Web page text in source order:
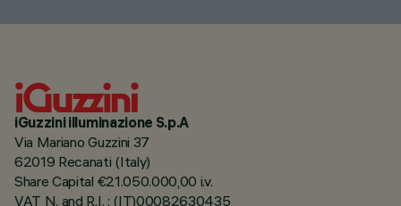
iGuzzini illuminazione S.p.A
Via Mariano Guzzini 37
62019 Recanati (Italy)
Share Capital €21.050.000,00 i.v.
VAT N. and R.I. : (IT)00082630435